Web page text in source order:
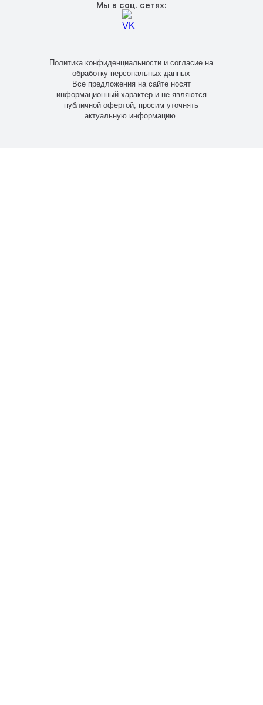
Мы в соц. сетях:
Все предложения на сайте носят
информационный характер и не являются
публичной офертой, просим уточнять
актуальную информацию.
Политика конфиденциальности исогласие на
обработку персональных данных